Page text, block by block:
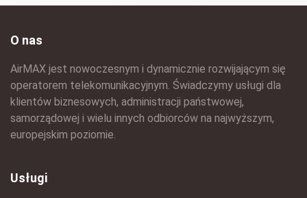
O nas
AirMAX jest nowoczesnym i dynamicznie rozwijającym się
operatorem telekomunikacyjnym. Świadczymy usługi dla
klientów biznesowych, administracji państwowej,
samorządowej i wielu innych odbiorców na najwyższym,
europejskim poziomie.
Usługi